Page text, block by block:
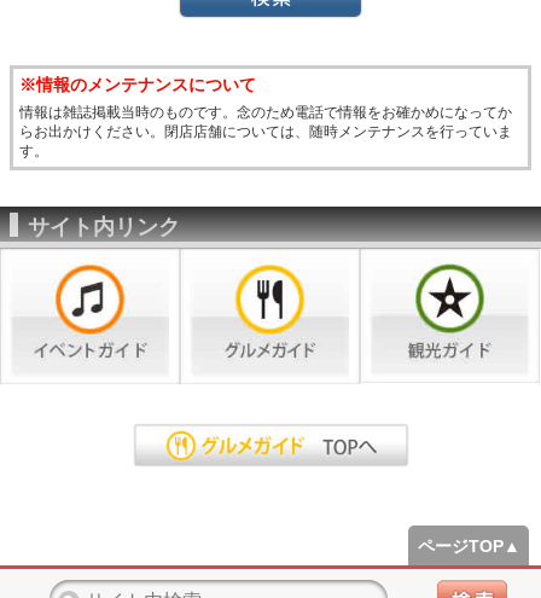
※情報のメンテナンスについて
情報は雑誌掲載当時のものです。念のため電話で情報をお確かめになってか
らお出かけください。閉店店舗については、随時メンテナンスを行っていま
す。
サイト内リンク
ページTOP▲